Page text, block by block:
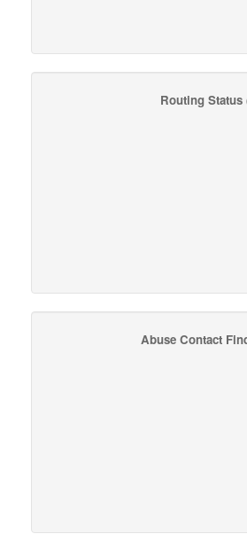
Routing Status
Abuse Contact